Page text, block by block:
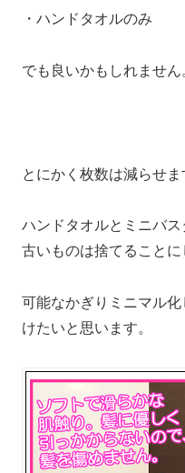
・ハンドタオルのみ
でも良いかもしれません
とにかく枚数は減らせま
ハンドタオルとミニバス
古いものは捨てることに
可能なかぎりミニマル
けたいと思います。